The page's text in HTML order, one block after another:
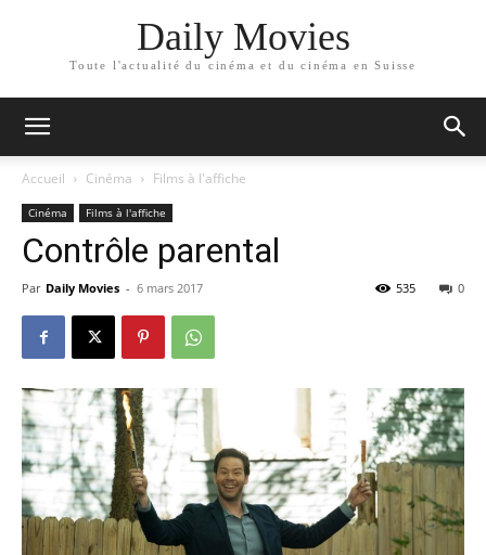
Daily Movies
Toute l'actualité du cinéma et du cinéma en Suisse
Accueil Cinéma Films à l'affiche
Cinéma Films à l'affiche
Contrôle parental
Par Daily Movies - 6 mars 2017 0
535